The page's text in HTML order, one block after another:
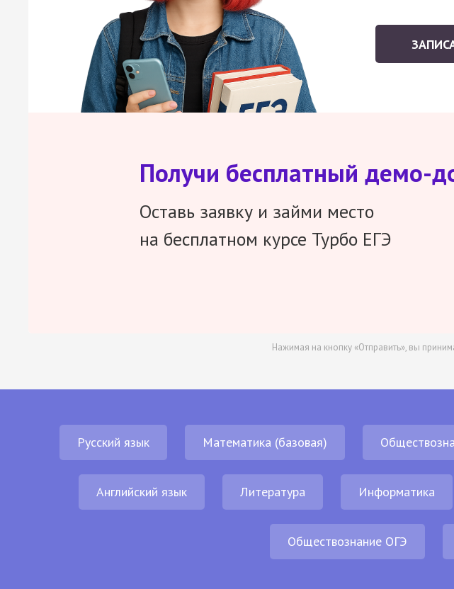
Получи бесплатный демо-
Оставь заявку и займи место
на бесплатном курсе Турбо ЕГЭ
Нажимая на кнопку «Отправить», вы
Русский язык Математика (базовая)
Английский язык Литература Информатика
Обществознание ОГЭ